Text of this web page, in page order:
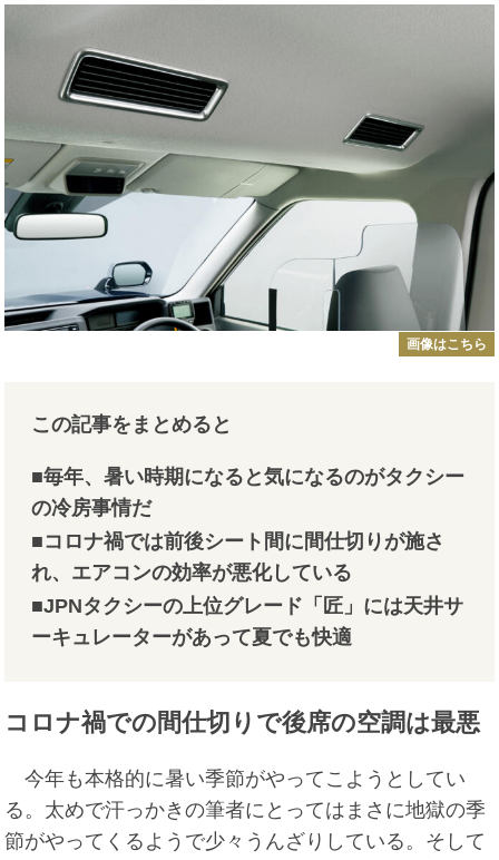
画像はこちら
この記事をまとめると
■毎年、暑い時期になると気になるのがタクシー
の冷房事情だ
■コロナ禍では前後シート間に間仕切りが施さ
れ、エアコンの効率が悪化している
■JPNタクシーの上位グレード「匠」には天井サ
ーキュレーターがあって夏でも快適
コロナ禍での間仕切りで後席の空調は最悪
今年も本格的に暑い季節がやってこようとしてい
る。太めで汗っかきの筆者にとってはまさに地獄の季
節がやってくるようで少々うんざりしている。そして